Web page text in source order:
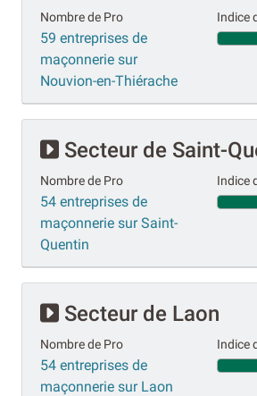
Nombre de Pro
59 entreprises de
maçonnerie sur
Nouvion-en-Thiérache
Indice
Secteur de Saint-
Nombre de Pro
54 entreprises de
maçonnerie sur Saint-
Quentin
Indice
Secteur de Laon
Nombre de Pro
54 entreprises de
maçonnerie sur Laon
Indice